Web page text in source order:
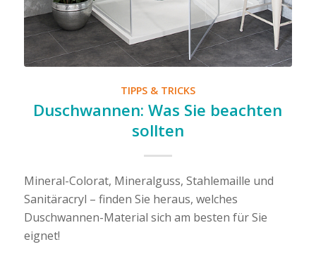
TIPPS & TRICKS
Duschwannen: Was Sie beachten
sollten
Mineral-Colorat, Mineralguss, Stahlemaille und
Sanitäracryl – finden Sie heraus, welches
Duschwannen-Material sich am besten für Sie
eignet!